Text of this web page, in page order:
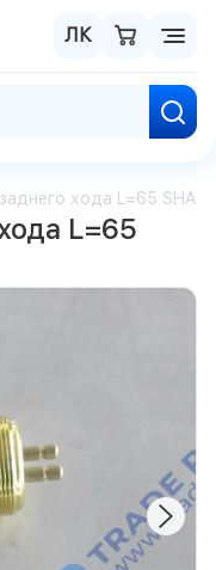
ЛК
хода L=65
L=65